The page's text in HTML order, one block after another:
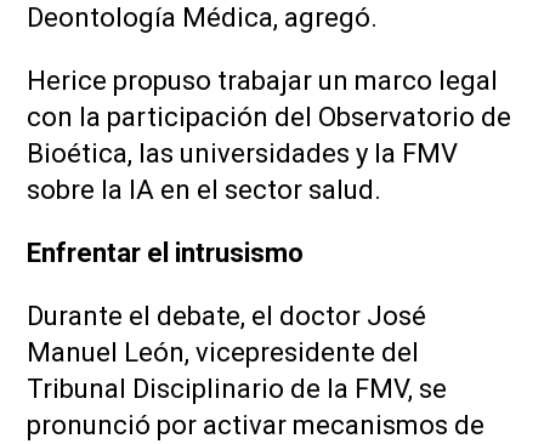
Deontología Médica, agregó.
Herice propuso trabajar un marco legal
con la participación del Observatorio de
Bioética, las universidades y la FMV
sobre la IA en el sector salud.
Enfrentar el intrusismo
Durante el debate, el doctor José
Manuel León, vicepresidente del
Tribunal Disciplinario de la FMV, se
pronunció por activar mecanismos de